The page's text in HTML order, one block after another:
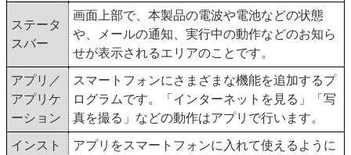
ステータ
スバー
画面上部で、本製品の電波や電池などの状態
や、メールの通知、実行中の動作などのお知ら
せが表示されるエリアのことです。
アプリ／
アプリケ
ーション
スマートフォンにさまざまな機能を追加するプ
ログラムです。「インターネットを見る」「写
真を撮る」などの動作はアプリで行います。
インスト
アプリをスマートフォンに入れて使えるように